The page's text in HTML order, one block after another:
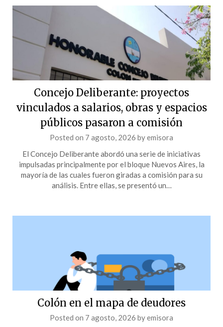
Concejo Deliberante: proyectos
vinculados a salarios, obras y espacios
públicos pasaron a comisión
Posted on 7 agosto, 2026 byemisora
El Concejo Deliberante abordó una serie de iniciativas
impulsadas principalmente por el bloque Nuevos Aires, la
mayoría de las cuales fueron giradas a comisión para su
análisis. Entre ellas, se presentó un…
Colón en el mapa de deudores
Posted on 7 agosto, 2026 byemisora